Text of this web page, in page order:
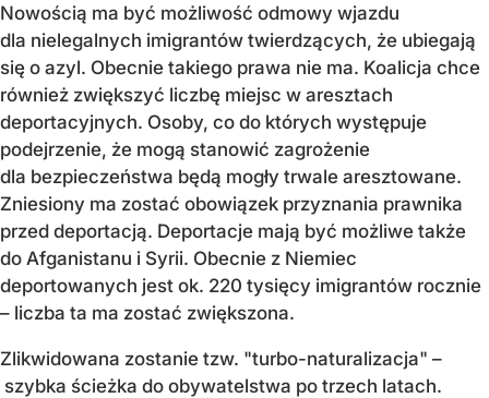
Nowością ma być możliwość odmowy wjazdu
dla nielegalnych imigrantów twierdzących, że ubiegają
się o azyl. Obecnie takiego prawa nie ma. Koalicja chce
również zwiększyć liczbę miejsc w aresztach
deportacyjnych. Osoby, co do których występuje
podejrzenie, że mogą stanowić zagrożenie
dla bezpieczeństwa będą mogły trwale aresztowane.
Zniesiony ma zostać obowiązek przyznania prawnika
przed deportacją. Deportacje mają być możliwe także
do Afganistanu i Syrii. Obecnie z Niemiec
deportowanych jest ok. 220 tysięcy imigrantów rocznie
– liczba ta ma zostać zwiększona.
Zlikwidowana zostanie tzw. "turbo-naturalizacja" –
szybka ścieżka do obywatelstwa po trzech latach.